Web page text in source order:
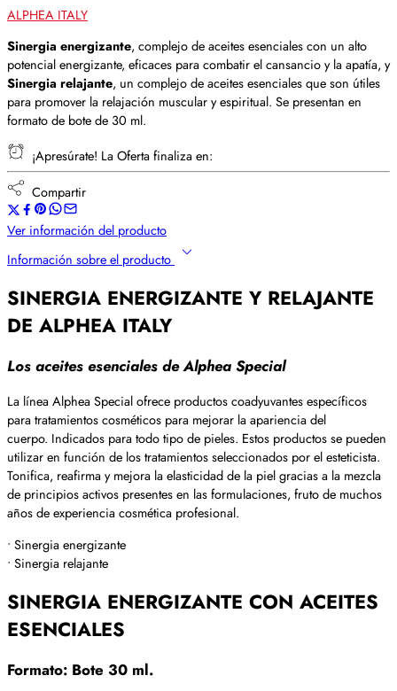
ALPHEA ITALY
Sinergia energizante, complejo de aceites esenciales con un alto
potencial energizante, eficaces para combatir el cansancio y la apatía, y
Sinergia relajante, un complejo de aceites esenciales que son útiles
para promover la relajación muscular y espiritual. Se presentan en
formato de bote de 30 ml.
¡Apresúrate! La Oferta finaliza en:
Compartir
Ver información del producto
Información sobre el producto
SINERGIA ENERGIZANTE Y RELAJANTE
DE ALPHEA ITALY
Los aceites esenciales de Alphea Special
La línea Alphea Special ofrece productos coadyuvantes específicos
para tratamientos cosméticos para mejorar la apariencia del
cuerpo. Indicados para todo tipo de pieles. Estos productos se pueden
utilizar en función de los tratamientos seleccionados por el esteticista.
Tonifica, reafirma y mejora la elasticidad de la piel gracias a la mezcla
de principios activos presentes en las formulaciones, fruto de muchos
años de experiencia cosmética profesional.
• Sinergia energizante
• Sinergia relajante
SINERGIA ENERGIZANTE CON ACEITES
ESENCIALES
Formato: Bote 30 ml.